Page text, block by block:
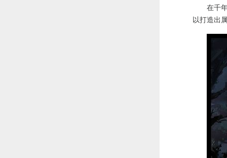
在千
以打造出